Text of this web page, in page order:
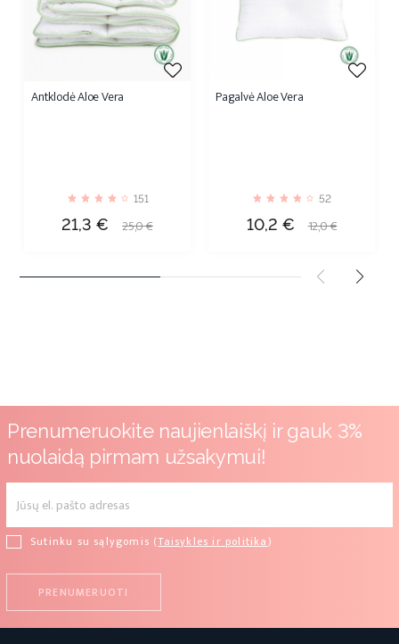
Antklodė Aloe Vera
151
Kaina
21,3 €
Bazinė
25,0 €
Pagalvė Aloe Vera
52
Kaina
10,2 €
Bazinė
12,0 €
Prenumeruokite naujienlaiškį ir gauk 3%
nuolaidą pirmam užsakymui!
Sutinku su sąlygomis (Taisykles ir politika)